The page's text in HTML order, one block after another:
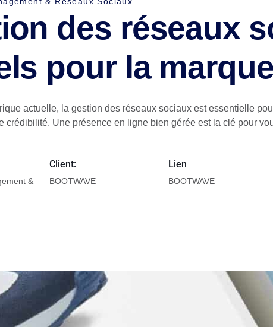
des réseaux
pour la
actuelle, la gestion des réseaux sociaux est essentielle
crédibilité. Une présence en ligne bien gérée est la clé pour
&
Client:
BOOTWAVE
Lien
BOOTWAVE